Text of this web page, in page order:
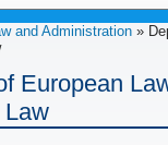
and Administration »
European
Law